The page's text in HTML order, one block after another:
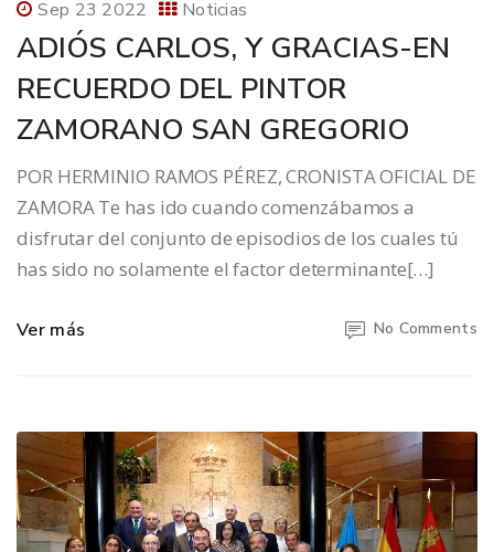
Sep 23 2022 Noticias
ADIÓS CARLOS, Y GRACIAS-EN
RECUERDO DEL PINTOR
ZAMORANO SAN GREGORIO
POR HERMINIO RAMOS PÉREZ, CRONISTA OFICIAL DE
ZAMORA Te has ido cuando comenzábamos a
disfrutar del conjunto de episodios de los cuales tú
has sido no solamente el factor determinante[…]
Ver más No Comments